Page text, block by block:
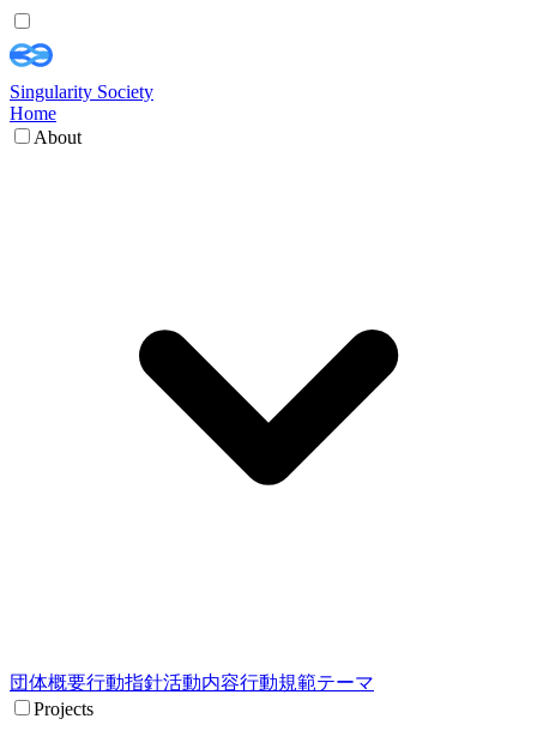
Singularity Society
Home
About
団体概要行動指針活動内容行動規範テーマ
Projects